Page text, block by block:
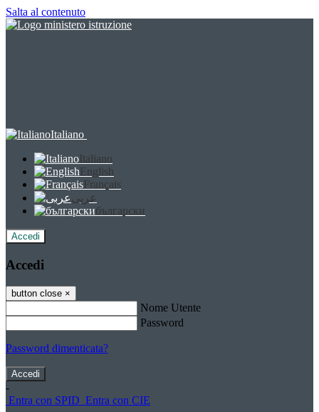
Salta al contenuto
Italiano
Italiano
English
Français
عربى
български
Accedi
Accedi
button close ×
Nome Utente
Password
Password dimenticata?
-
Entra con SPID Entra con CIE